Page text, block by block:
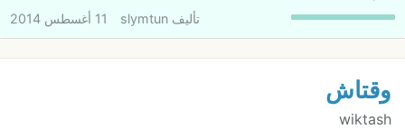
تأليفslymtun 11 أغسطس 2014
وقتاش
wiktash